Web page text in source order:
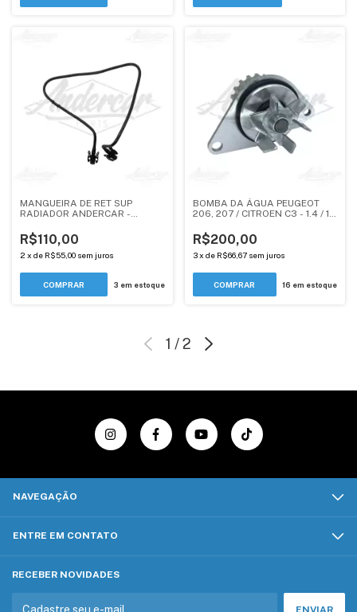
MANGUEIRA DE RET SUP
RADIADOR ANDERCAR -
R$110,00
2 x de R$55,00 sem juros
3 em estoque
BOMBA DA ÁGUA PEUGEOT
206, 207 / CITROEN C3 - 1.4 / 18
ANDERCAR
R$200,00
3 x de R$66,67 sem juros
16 em estoque
1 /2
NAVEGAÇÃO
ENTRE EM CONTATO
RECEBER NOVIDADES